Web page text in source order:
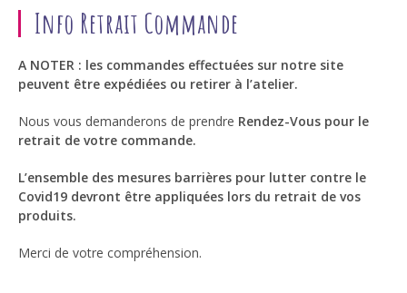
Info Retrait Commande
A NOTER : les commandes effectuées sur notre site
peuvent être expédiées ou retirer à l’atelier.
Nous vous demanderons de prendre Rendez-Vous pour le
retrait de votre commande.
L’ensemble des mesures barrières pour lutter contre le
Covid19 devront être appliquées lors du retrait de vos
produits.
Merci de votre compréhension.